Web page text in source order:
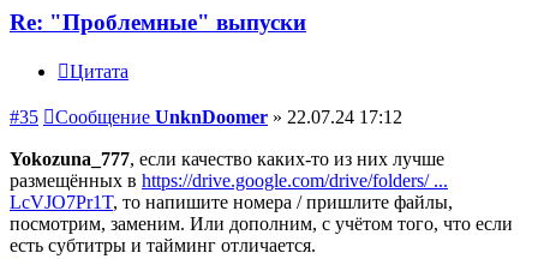
Re: "Проблемные" выпуски
Цитата
#35 Сообщение UnknDoomer » 22.07.24 17:12
Yokozuna_777, если качество каких-то из них лучше
размещённых в https://drive.google.com/drive/folders/ ...
LcVJO7Pr1T, то напишите номера / пришлите файлы,
посмотрим, заменим. Или дополним, с учётом того, что если
есть субтитры и тайминг отличается.